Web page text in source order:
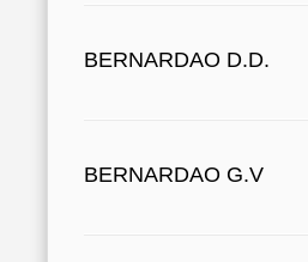
BERNARDAO D.D.
BERNARDAO G.V